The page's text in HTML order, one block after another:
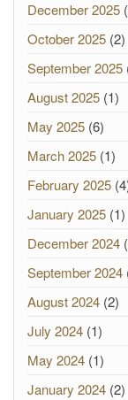
December 2025
October 2025 (2)
September 2025
August 2025 (1)
May 2025 (6)
March 2025 (1)
February 2025
January 2025 (1)
December 2024
September 2024
August 2024 (2)
July 2024 (1)
May 2024 (1)
January 2024 (2)